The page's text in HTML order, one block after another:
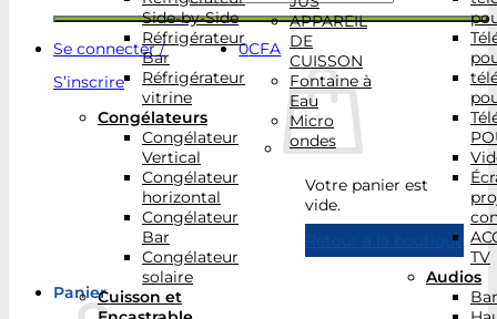
Se connecter /
S’inscrire
0CFA
Votre panier est
vide.
Retour à la boutique
Panier
Side-by-Side
Réfrigérateur
Bar
Réfrigérateur
vitrine
Congélateurs
Congélateur
Vertical
Congélateur
horizontal
Congélateur
Bar
Congélateur
solaire
Cuisson et
APPAREIL
DE
CUISSON
Fontaine à
Eau
Micro
ondes
TV
Audios